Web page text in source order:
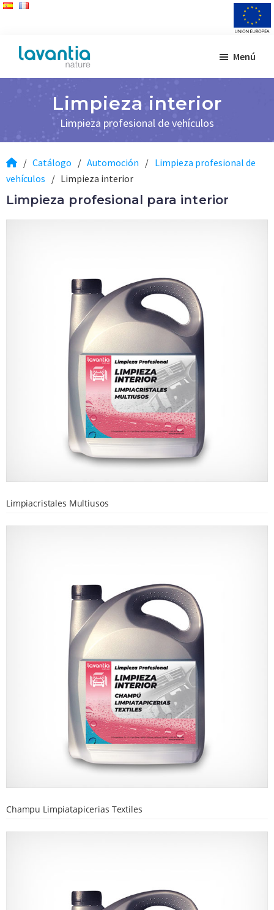
Saltar
contenido
Saltar
pie Fabricante
limpieza
Menú
Limpieza interior
Limpieza profesional de vehículos
/ Catálogo / Automoción / Limpieza profesional de
vehículos / Limpieza interior
Limpieza profesional para interior
Limpiacristales Multiusos
Champu Limpiatapicerias Textiles